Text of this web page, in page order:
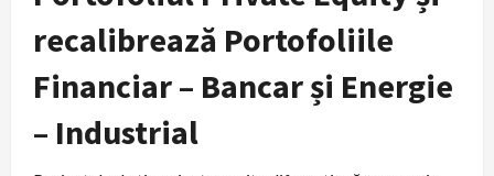
recalibrează Portofoliile
Financiar – Bancar și Energie
– Industrial